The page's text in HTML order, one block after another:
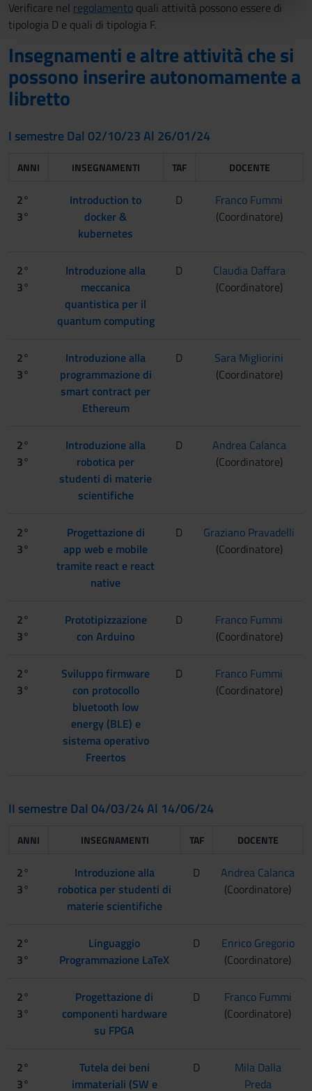
nostri partner che si occupano di analisi dei dati web,
pubblicità e social media, i quali potrebbero combinarle
raccolto dal tuo utilizzo dei loro servizi.
Verificare nel regolamento quali attività possono essere di
tipologia D e quali di tipologia F.
Insegnamenti e altre attività che si
possono inserire autonomamente a
libretto
I semestre Dal 02/10/23 Al 26/01/24
ANNI INSEGNAMENTI TAF DOCENTE
2°
3°
Introduction to
docker &
kubernetes
D
Franco Fummi
(Coordinatore)
2°
3°
Introduzione alla
meccanica
quantistica per il
quantum computing
D
Claudia Daffara
(Coordinatore)
2°
3°
Introduzione alla
programmazione di
smart contract per
Ethereum
D
Sara Migliorini
(Coordinatore)
2°
3°
Introduzione alla
robotica per
studenti di materie
scientifiche
D
Andrea Calanca
(Coordinatore)
2°
3°
Progettazione di
app web e mobile
tramite react e react
native
D
Graziano Pravadelli
(Coordinatore)
2°
3°
Prototipizzazione
con Arduino
D
Franco Fummi
(Coordinatore)
2°
3°
Sviluppo firmware
con protocollo
bluetooth low
energy (BLE) e
sistema operativo
Freertos
D
Franco Fummi
(Coordinatore)
II semestre Dal 04/03/24 Al 14/06/24
ANNI INSEGNAMENTI TAF DOCENTE
2°
3°
Introduzione alla
robotica per studenti di
materie scientifiche
D
Andrea Calanca
(Coordinatore)
2°
3°
Linguaggio
Programmazione LaTeX
D
Enrico Gregorio
(Coordinatore)
2°
3°
Progettazione di
componenti hardware
su FPGA
D
Franco Fummi
(Coordinatore)
2°
3°
Tutela dei beni
immateriali (SW e
D
Mila Dalla
Preda